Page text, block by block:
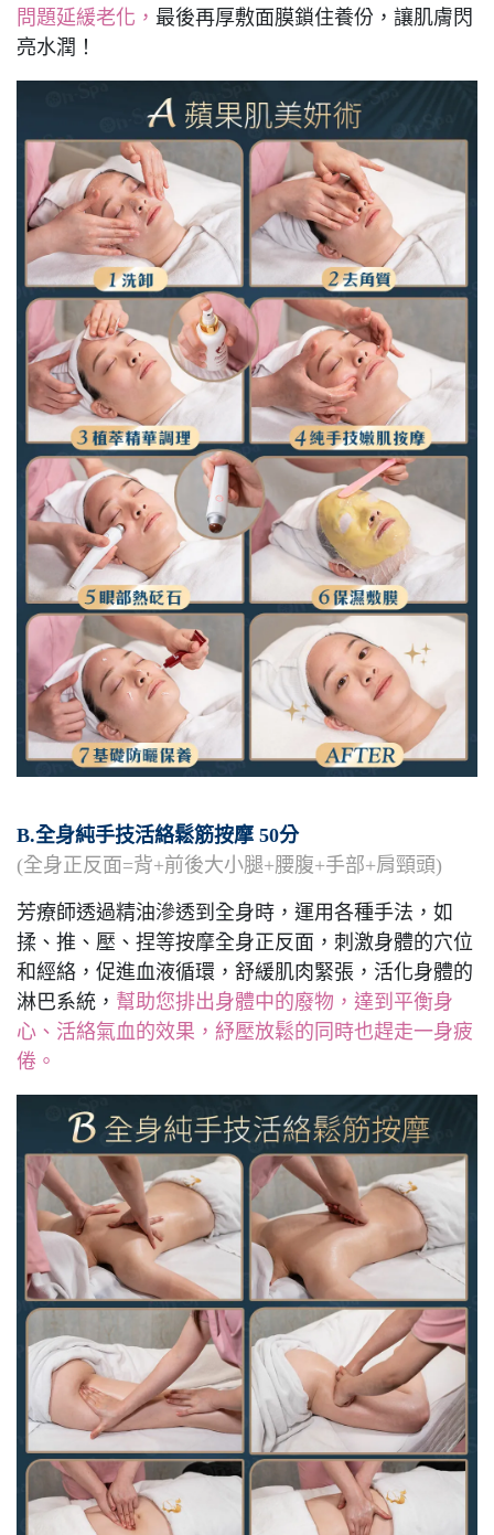
問題延緩老化， 最後再厚敷面膜鎖住養份，讓肌膚閃
亮水潤！
B.全身純手技活絡鬆筋按摩 50分
(全身正反面=背+前後大小腿+腰腹+手部+肩頸頭)
芳療師透過精油滲透到全身時，運用各種手法，如
揉、推、壓、捏等按摩全身正反面，刺激身體的穴位
和經絡，促進血液循環，舒緩肌肉緊張，活化身體的
淋巴系統， 幫助您排出身體中的廢物，達到平衡身
心、活絡氣血的效果，紓壓放鬆的同時也趕走一身疲
倦。